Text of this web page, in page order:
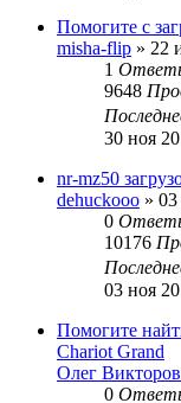
Помогите с
misha-flip » 22
1
9648
30 ноя
nr-mz50
dehuckooo » 03
0
10176
03 ноя
Помогите
Chariot Grand
Олег
0